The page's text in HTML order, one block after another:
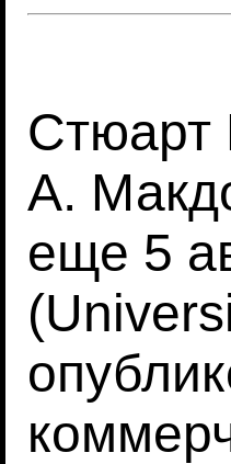
Стюарт
А.
еще 5